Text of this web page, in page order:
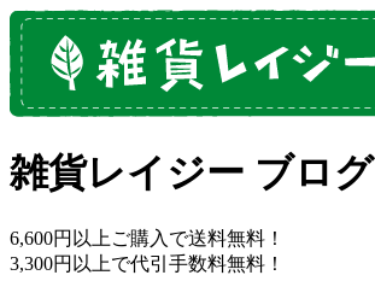
雑貨レイジー ブログ
6,600円以上ご購入で送料無料！
3,300円以上で代引手数料無料！